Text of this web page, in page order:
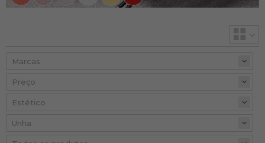
Preço